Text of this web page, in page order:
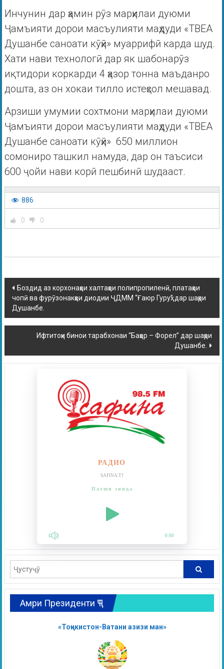
Инчунин дар ҳамин рӯз марҳилаи дуюми
Ҷамъияти дорои масъулияти маҳдуди «ТВЕА
Душанбе саноати кӯҳӣ» муаррифӣ карда шуд.
Хати нави технологӣ дар як шабонарӯз
иқтидори коркарди 4 ҳазор тонна маъданро
дошта, аз он хокаи тилло истеҳсол мешавад.
Арзиши умумии сохтмони марҳилаи дуюми
Ҷамъияти дорои масъулияти маҳдуди «ТВЕА
Душанбе саноати кӯҳӣ» 650 миллион
сомониро ташкил намуда, дар он таъсиси
600 ҷойи нави корӣ пешбинӣ шудааст.
886
0 0
Боздид аз корхонаҳои халтаҳои полипропиленӣ, платаҳои
чопӣ ва фурӯзонакҳои диодии ҶДММ “Ғаюр Гуруҳ” дар шаҳри
Душанбе.
Ифтитоҳи бинои тарабхонаи “Баҳор – Форел” дар шаҳри
Душанбе.
РАДИО
SAFINA.TJ
Пахши зинда
0:00
Амри Президенти ҶТ
«Тоҷикистон-Ватани азизи ман»